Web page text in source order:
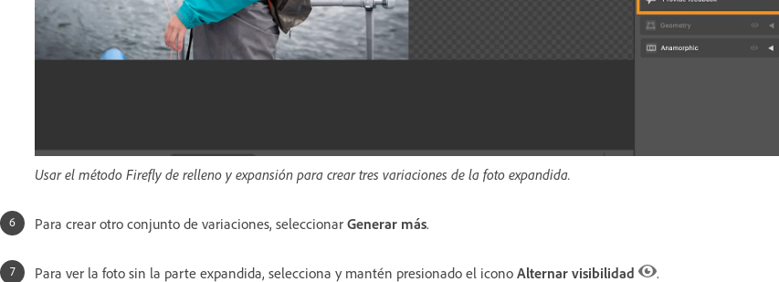
Usar el método Firefly de relleno y expansión para crear tres variaciones de la foto expandida.
Para crear otro conjunto de variaciones, seleccionar Generar más.
Para ver la foto sin la parte expandida, selecciona y mantén presionado el icono Alternar visibilidad .